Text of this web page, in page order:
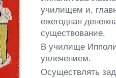
училищем и,
ежегодная
существование.
В училище
увлечением.
Осуществлять